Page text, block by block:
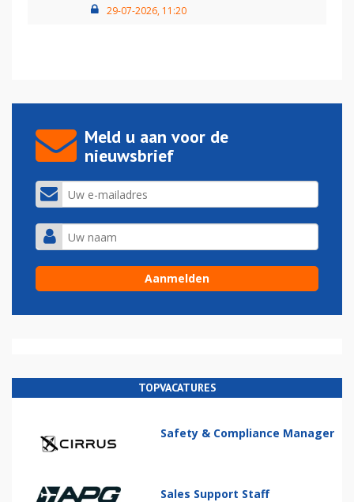
29-07-2026, 11:20
Meld u aan voor de
nieuwsbrief
TOPVACATURES
Safety & Compliance Manager
Sales Support Staff